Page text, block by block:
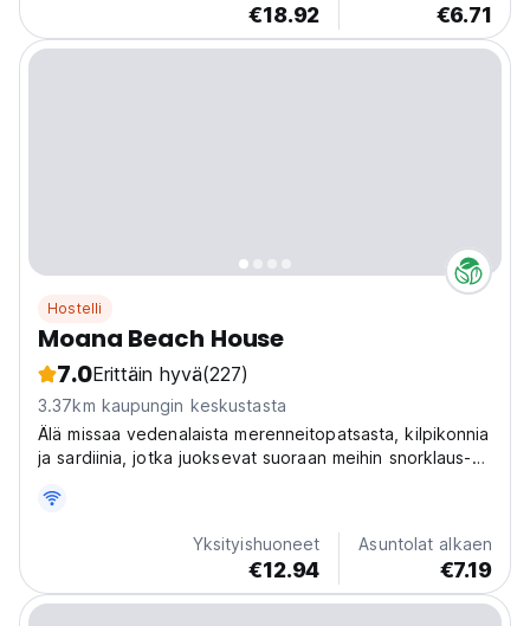
€18.92 €6.71
Hostelli
Moana Beach House
7.0Erittäin hyvä(227)
3.37km kaupungin keskustasta
Älä missaa vedenalaista merenneitopatsasta, kilpikonnia
ja sardiinia, jotka juoksevat suoraan meihin snorklaus-
Yksityishuoneet
€12.94
Asuntolat alkaen
€7.19